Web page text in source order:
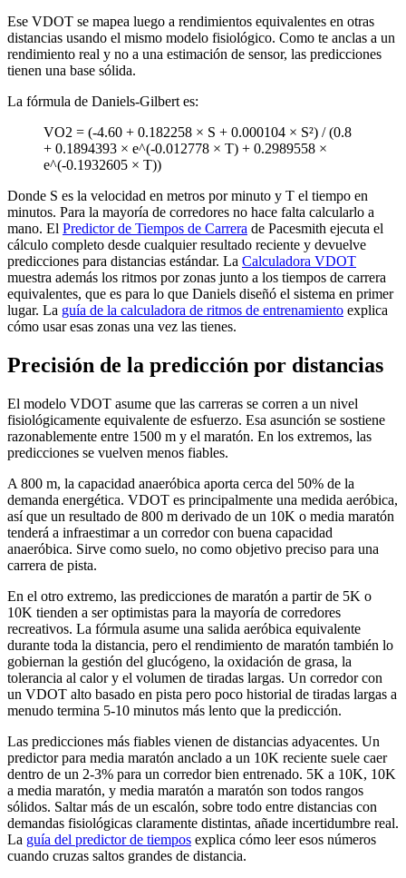
Ese VDOT se mapea luego a rendimientos equivalentes en otras
distancias usando el mismo modelo fisiológico. Como te anclas a un
rendimiento real y no a una estimación de sensor, las predicciones
tienen una base sólida.
La fórmula de Daniels-Gilbert es:
VO2 = (-4.60 + 0.182258 × S + 0.000104 × S²) / (0.8
+ 0.1894393 × e^(-0.012778 × T) + 0.2989558 ×
e^(-0.1932605 × T))
Donde S es la velocidad en metros por minuto y T el tiempo en
minutos. Para la mayoría de corredores no hace falta calcularlo a
mano. El Predictor de Tiempos de Carrera de Pacesmith ejecuta el
cálculo completo desde cualquier resultado reciente y devuelve
predicciones para distancias estándar. La Calculadora VDOT
muestra además los ritmos por zonas junto a los tiempos de carrera
equivalentes, que es para lo que Daniels diseñó el sistema en primer
lugar. La guía de la calculadora de ritmos de entrenamiento explica
cómo usar esas zonas una vez las tienes.
Precisión de la predicción por distancias
El modelo VDOT asume que las carreras se corren a un nivel
fisiológicamente equivalente de esfuerzo. Esa asunción se sostiene
razonablemente entre 1500 m y el maratón. En los extremos, las
predicciones se vuelven menos fiables.
A 800 m, la capacidad anaeróbica aporta cerca del 50% de la
demanda energética. VDOT es principalmente una medida aeróbica,
así que un resultado de 800 m derivado de un 10K o media maratón
tenderá a infraestimar a un corredor con buena capacidad
anaeróbica. Sirve como suelo, no como objetivo preciso para una
carrera de pista.
En el otro extremo, las predicciones de maratón a partir de 5K o
10K tienden a ser optimistas para la mayoría de corredores
recreativos. La fórmula asume una salida aeróbica equivalente
durante toda la distancia, pero el rendimiento de maratón también lo
gobiernan la gestión del glucógeno, la oxidación de grasa, la
tolerancia al calor y el volumen de tiradas largas. Un corredor con
un VDOT alto basado en pista pero poco historial de tiradas largas a
menudo termina 5-10 minutos más lento que la predicción.
Las predicciones más fiables vienen de distancias adyacentes. Un
predictor para media maratón anclado a un 10K reciente suele caer
dentro de un 2-3% para un corredor bien entrenado. 5K a 10K, 10K
a media maratón, y media maratón a maratón son todos rangos
sólidos. Saltar más de un escalón, sobre todo entre distancias con
demandas fisiológicas claramente distintas, añade incertidumbre real.
La guía del predictor de tiempos explica cómo leer esos números
cuando cruzas saltos grandes de distancia.